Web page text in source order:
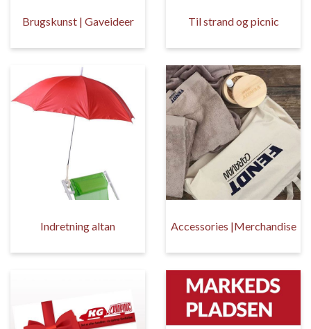
Brugskunst | Gaveideer Til strand og picnic
Indretning altan Accessories |Merchandise